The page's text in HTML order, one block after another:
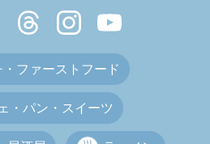
・ファーストフード
・パン・スイーツ